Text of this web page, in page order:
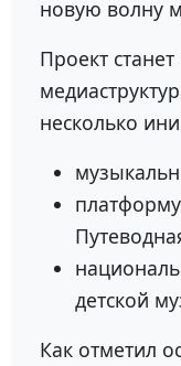
новую волну
Проект
несколько
платформу
детской
Как отметил